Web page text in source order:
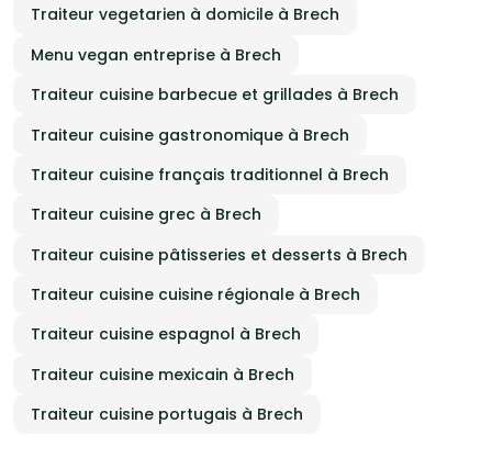
Traiteur vegetarien à domicile à Brech
Menu vegan entreprise à Brech
Traiteur cuisine barbecue et grillades à Brech
Traiteur cuisine gastronomique à Brech
Traiteur cuisine français traditionnel à Brech
Traiteur cuisine grec à Brech
Traiteur cuisine pâtisseries et desserts à Brech
Traiteur cuisine cuisine régionale à Brech
Traiteur cuisine espagnol à Brech
Traiteur cuisine mexicain à Brech
Traiteur cuisine portugais à Brech